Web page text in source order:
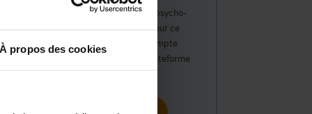
À propos des cookies
Vous travaillez déjà dans le secteur psycho-
médico-social ou avez un intérêt pour ce
secteur et souhaitez obtenir un compte
personnel pour interagir sur notre plateforme